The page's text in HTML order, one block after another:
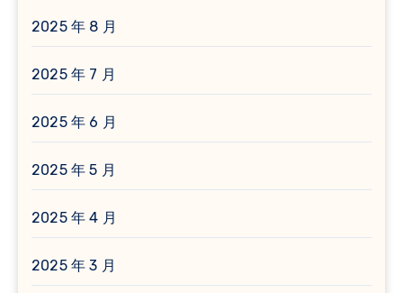
2025 年 8 月
2025 年 7 月
2025 年 6 月
2025 年 5 月
2025 年 4 月
2025 年 3 月